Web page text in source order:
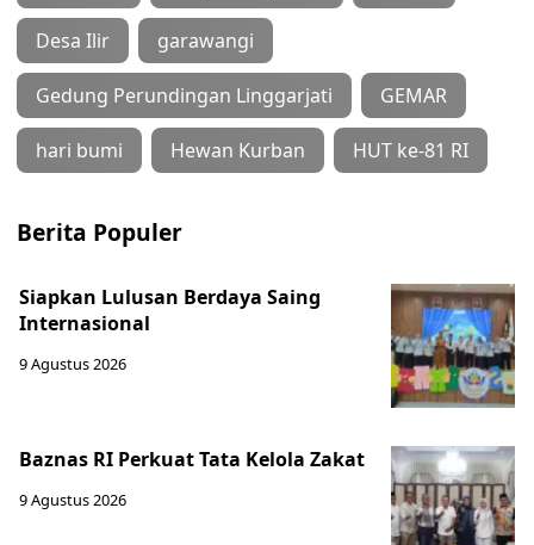
Desa Ilir garawangi
Gedung Perundingan Linggarjati GEMAR
hari bumi Hewan Kurban HUT ke-81 RI
Berita Populer
Siapkan Lulusan Berdaya Saing
Internasional
9 Agustus 2026
Baznas RI Perkuat Tata Kelola Zakat
9 Agustus 2026